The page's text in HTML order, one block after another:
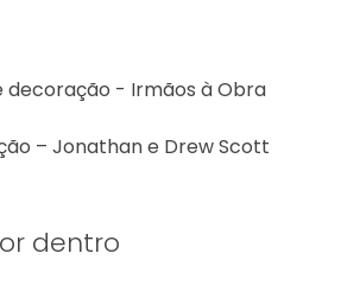
– Jonathan e Drew Scott
dentro